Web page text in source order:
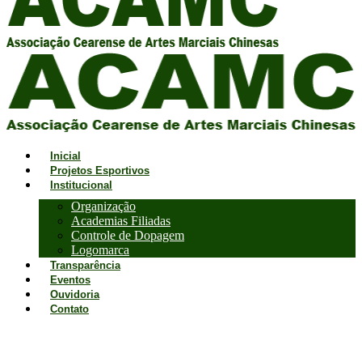
Inicial
Projetos Esportivos
Institucional
Organização
Academias Filiadas
Controle de Dopagem
Logomarca
Transparência
Eventos
Ouvidoria
Contato